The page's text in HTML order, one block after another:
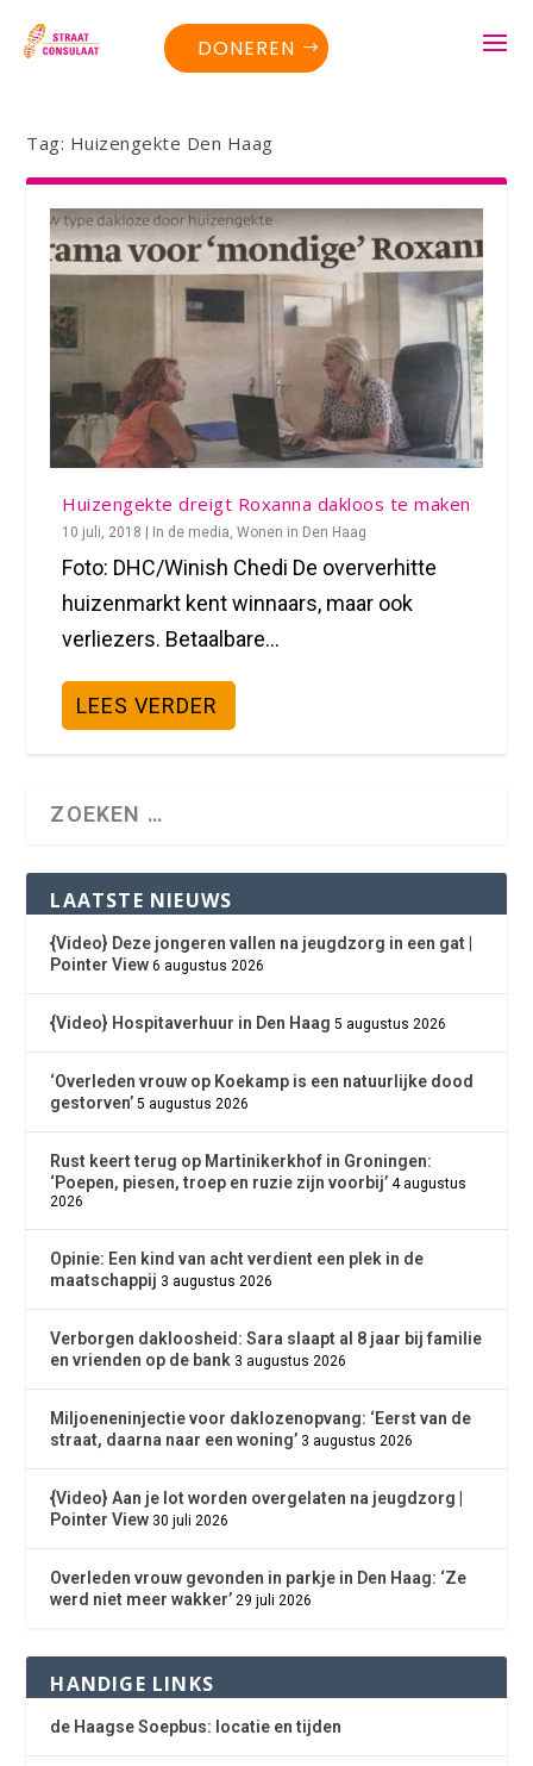
DONEREN
Tag: Huizengekte Den Haag
Huizengekte dreigt Roxanna dakloos te maken
10 juli, 2018 | In de media ,Wonen in Den Haag
Foto: DHC/Winish Chedi De oververhitte
huizenmarkt kent winnaars, maar ook
verliezers. Betaalbare...
LEES VERDER
LAATSTE NIEUWS
{Video} Deze jongeren vallen na jeugdzorg in een gat |
Pointer View 6 augustus 2026
{Video} Hospitaverhuur in Den Haag 5 augustus 2026
‘Overleden vrouw op Koekamp is een natuurlijke dood
gestorven’ 5 augustus 2026
Rust keert terug op Martinikerkhof in Groningen:
‘Poepen, piesen, troep en ruzie zijn voorbij’ 4 augustus
2026
Opinie: Een kind van acht verdient een plek in de
maatschappij 3 augustus 2026
Verborgen dakloosheid: Sara slaapt al 8 jaar bij familie
en vrienden op de bank 3 augustus 2026
Miljoeneninjectie voor daklozenopvang: ‘Eerst van de
straat, daarna naar een woning’ 3 augustus 2026
{Video} Aan je lot worden overgelaten na jeugdzorg |
Pointer View 30 juli 2026
Overleden vrouw gevonden in parkje in Den Haag: ‘Ze
werd niet meer wakker’ 29 juli 2026
HANDIGE LINKS
de Haagse Soepbus: locatie en tijden